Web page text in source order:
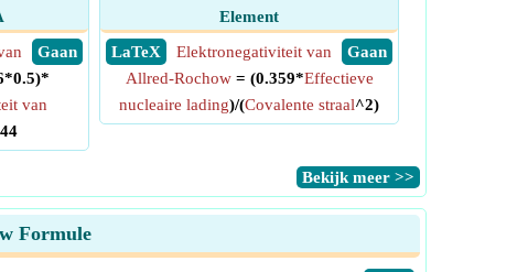
​ Gaan
van
Element
​ LaTeX
​ Gaan
Elektronegativiteit van
Allred-Rochow= (0.359*Effectieve
nucleaire lading)/(Covalente straal^2)
​Bekijk meer >>
Formule